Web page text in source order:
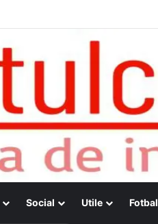
parte la Festivalul Folk Țestos
Social Utile Fotbal